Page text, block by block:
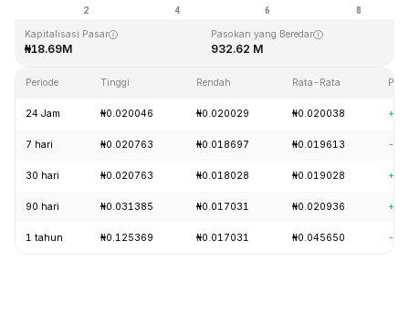
₦0.016502
Kapitalisasi Pasar
₦18.69M
Pasokan yang Beredar
932.62 M
Periode Tinggi Rendah Rata-Rata
24 Jam ₦0.020046 ₦0.020029 ₦0.020038
7 hari ₦0.020763 ₦0.018697 ₦0.019613 -
30 hari ₦0.020763 ₦0.018028 ₦0.019028
90 hari ₦0.031385 ₦0.017031 ₦0.020936
1 tahun ₦0.125369 ₦0.017031 ₦0.045650 -